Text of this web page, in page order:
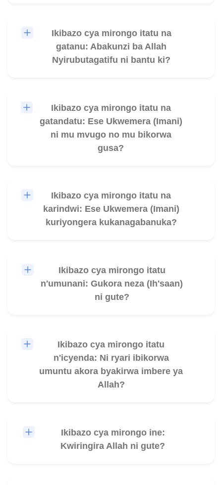
Ikibazo cya mirongo itatu na
gatanu: Abakunzi ba Allah
Nyirubutagatifu ni bantu ki?
Ikibazo cya mirongo itatu na
gatandatu: Ese Ukwemera (Imani)
ni mu mvugo no mu bikorwa
gusa?
Ikibazo cya mirongo itatu na
karindwi: Ese Ukwemera (Imani)
kuriyongera kukanagabanuka?
Ikibazo cya mirongo itatu
n'umunani: Gukora neza (Ih'saan)
ni gute?
Ikibazo cya mirongo itatu
n'icyenda: Ni ryari ibikorwa
umuntu akora byakirwa imbere ya
Allah?
Ikibazo cya mirongo ine:
Kwiringira Allah ni gute?